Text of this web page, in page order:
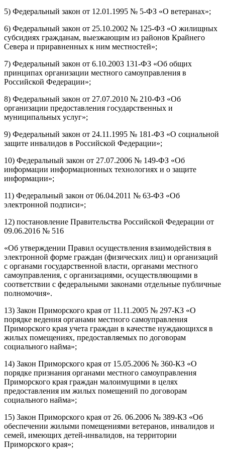
5) Федеральный закон от 12.01.1995 № 5-ФЗ «О ветеранах»;
6) Федеральный закон от 25.10.2002 № 125-ФЗ «О жилищных
субсидиях гражданам, выезжающим из районов Крайнего
Севера и приравненных к ним местностей»;
7) Федеральный закон от 6.10.2003 131-ФЗ «Об общих
принципах организации местного самоуправления в
Российской Федерации»;
8) Федеральный закон от 27.07.2010 № 210-ФЗ «Об
организации предоставления государственных и
муниципальных услуг»;
9) Федеральный закон от 24.11.1995 № 181-ФЗ «О социальной
защите инвалидов в Российской Федерации»;
10) Федеральный закон от 27.07.2006 № 149-ФЗ «Об
информации информационных технологиях и о защите
информации»;
11) Федеральный закон от 06.04.2011 № 63-ФЗ «Об
электронной подписи»;
12) постановление Правительства Российской Федерации от
09.06.2016 № 516
«Об утверждении Правил осуществления взаимодействия в
электронной форме граждан (физических лиц) и организаций
с органами государственной власти, органами местного
самоуправления, с организациями, осуществляющими в
соответствии с федеральными законами отдельные публичные
полномочия».
13) Закон Приморского края от 11.11.2005 № 297-КЗ «О
порядке ведения органами местного самоуправления
Приморского края учета граждан в качестве нуждающихся в
жилых помещениях, предоставляемых по договорам
социального найма»;
14) Закон Приморского края от 15.05.2006 № 360-КЗ «О
порядке признания органами местного самоуправления
Приморского края граждан малоимущими в целях
предоставления им жилых помещений по договорам
социального найма»;
15) Закон Приморского края от 26. 06.2006 № 389-КЗ «Об
обеспечении жилыми помещениями ветеранов, инвалидов и
семей, имеющих детей-инвалидов, на территории
Приморского края»;